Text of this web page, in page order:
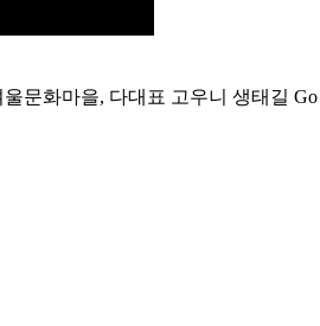
문화마을, 다대표 고우니 생태길